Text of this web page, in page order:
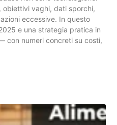
obiettivi vaghi, dati sporchi,
eccessive. In questo
e una strategia pratica in
con numeri concreti su costi,